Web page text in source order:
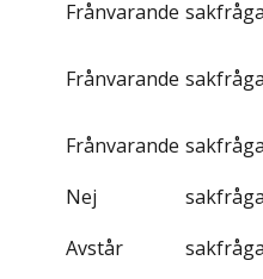
Frånvarande
Frånvarande
Frånvarande
Nej
Avstår